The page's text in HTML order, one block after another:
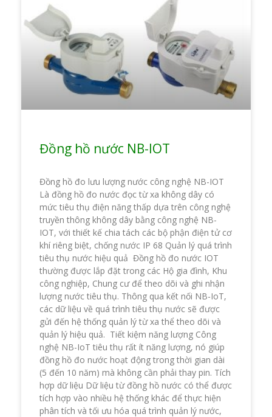
Đồng hồ nước NB-IOT
Đồng hồ đo lưu lượng nước công nghệ NB-IOT
Là đồng hồ đo nước đọc từ xa không dây có
mức tiêu thụ điện năng thấp dựa trên công nghệ
truyền thông không dây bằng công nghệ NB-
IOT, với thiết kế chia tách các bộ phận điện tử cơ
khí riêng biệt, chống nước IP 68 Quản lý quá trình
tiêu thụ nước hiệu quả Đồng hồ đo nước IOT
thường được lắp đặt trong các Hộ gia đình, Khu
công nghiệp, Chung cư để theo dõi và ghi nhận
lượng nước tiêu thụ. Thông qua kết nối NB-IoT,
các dữ liệu về quá trình tiêu thụ nước sẽ được
gửi đến hệ thống quản lý từ xa thể theo dõi và
quản lý hiệu quả. Tiết kiệm năng lượng Công
nghệ NB-IoT tiêu thụ rất ít năng lượng, nó giúp
đồng hồ đo nước hoạt động trong thời gian dài
(5 đến 10 năm) mà không cần phải thay pin. Tích
hợp dữ liệu Dữ liệu từ đồng hồ nước có thể được
tích hợp vào nhiều hệ thống khác để thực hiện
phân tích và tối ưu hóa quá trình quản lý nước,